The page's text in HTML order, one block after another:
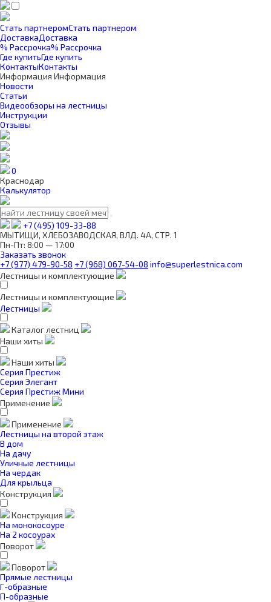
Стать партнеромСтать партнером
ДоставкаДоставка
% Рассрочка% Рассрочка
Где купитьГде купить
КонтактыКонтакты
Информация Информация
Новости
Статьи
Видеообзоры на лестницы
Инструкции
Отзывы
0
Краснодар
Калькулятор
+7 (495) 109-33-88
МЫТИЩИ, ХЛЕБОЗАВОДСКАЯ, ВЛД. 4А, СТР. 1
Пн-Пт: 8:00 — 17:00
Заказать звонок
+7 (977) 479-90-58 +7 (968) 067-54-08 info@superlestnica.com
Лестницы и комплектующие
Лестницы и комплектующие
Лестницы
Каталог лестниц
Наши хиты
Наши хиты
Серия Престиж
Серия Элегант
Серия Престиж Мини
Применение
Применение
Лестницы на второй этаж
В дом
На дачу
Уличные лестницы
На чердак
Для крыльца
Конструкция
Конструкция
На монокосоуре
На 2 косоурах
Поворот
Поворот
Прямые лестницы
Г-образные
П-образные